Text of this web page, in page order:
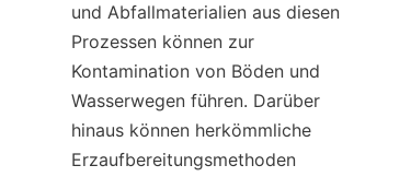
und Abfallmaterialien aus diesen
Prozessen können zur
Kontamination von Böden und
Wasserwegen führen. Darüber
hinaus können herkömmliche
Erzaufbereitungsmethoden